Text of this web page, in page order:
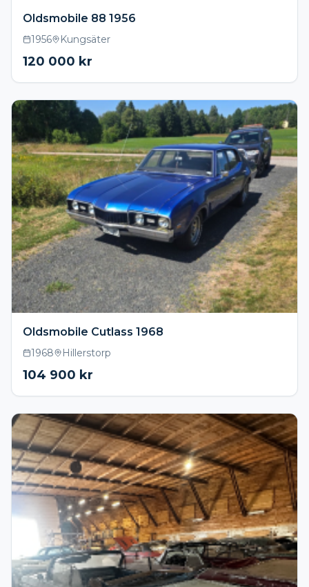
Oldsmobile 88 1956
1956 Kungsäter
120 000 kr
Oldsmobile Cutlass 1968
1968 Hillerstorp
104 900 kr